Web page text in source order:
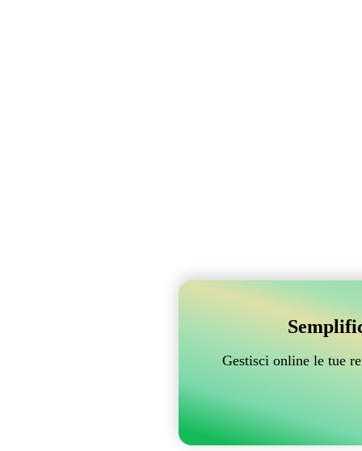
Gestisci online le tue